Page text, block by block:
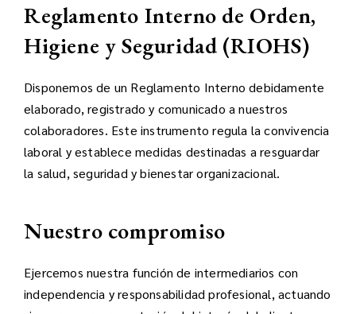
Reglamento Interno de Orden,
Higiene y Seguridad (RIOHS)
Disponemos de un Reglamento Interno debidamente
elaborado, registrado y comunicado a nuestros
colaboradores. Este instrumento regula la convivencia
laboral y establece medidas destinadas a resguardar
la salud, seguridad y bienestar organizacional.
Nuestro compromiso
Ejercemos nuestra función de intermediarios con
independencia y responsabilidad profesional, actuando